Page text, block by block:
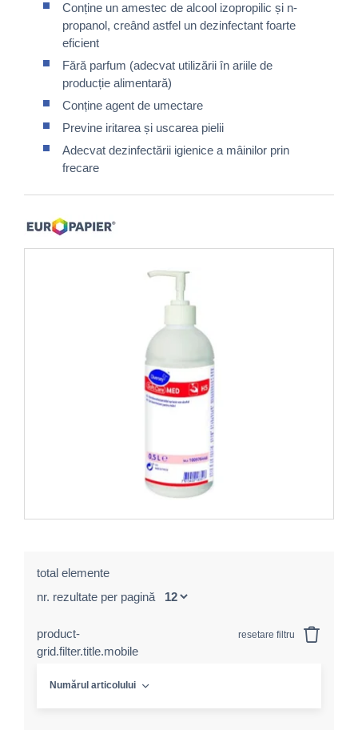
Conține un amestec de alcool izopropilic și n-
propanol, creând astfel un dezinfectant foarte
eficient
Fără parfum (adecvat utilizării în ariile de
producție alimentară)
Conține agent de umectare
Previne iritarea și uscarea pielii
Adecvat dezinfectării igienice a mâinilor prin
frecare
total elemente
nr. rezultate per pagină
product-
grid.filter.title.mobile
resetare filtru
Numărul articolului